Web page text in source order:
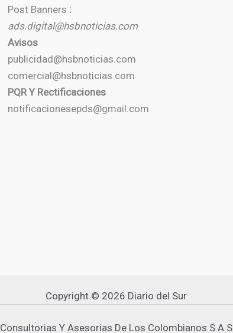
Post Banners :
ads.digital@hsbnoticias.com
Avisos
publicidad@hsbnoticias.com
comercial@hsbnoticias.com
PQR Y Rectificaciones
notificacionesepds@gmail.com
Copyright © 2026 Diario del Sur
Consultorias Y Asesorias De Los Colombianos S A S